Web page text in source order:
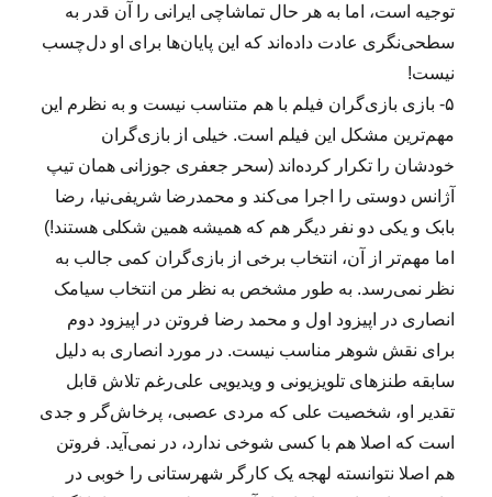
توجیه است، اما به هر حال تماشاچی ایرانی را آن قدر به
سطحی‌نگری عادت داده‌اند که این پایان‌ها برای او دل‌چسب
نیست!
۵- بازی بازی‌گران فیلم با هم متناسب نیست و به نظرم این
مهم‌ترین مشکل این فیلم است. خیلی از بازی‌گران
خودشان را تکرار کرده‌اند (سحر جعفری جوزانی همان تیپ
آژانس دوستی را اجرا می‌کند و محمدرضا شریفی‌نیا، رضا
بابک و یکی دو نفر دیگر هم که همیشه همین شکلی هستند!)
اما مهم‌تر از آن، انتخاب برخی از بازی‌گران کمی جالب به
نظر نمی‌رسد. به طور مشخص به نظر من انتخاب سیامک
انصاری در اپیزود اول و محمد رضا فروتن در اپیزود دوم
برای نقش شوهر مناسب نیست. در مورد انصاری به دلیل
سابقه طنزهای تلویزیونی و ویدیویی علی‌رغم تلاش قابل
تقدیر او، شخصیت علی که مردی عصبی، پرخاش‌گر و جدی
است که اصلا هم با کسی شوخی ندارد، در نمی‌آید. فروتن
هم اصلا نتوانسته لهجه یک کارگر شهرستانی را خوبی در